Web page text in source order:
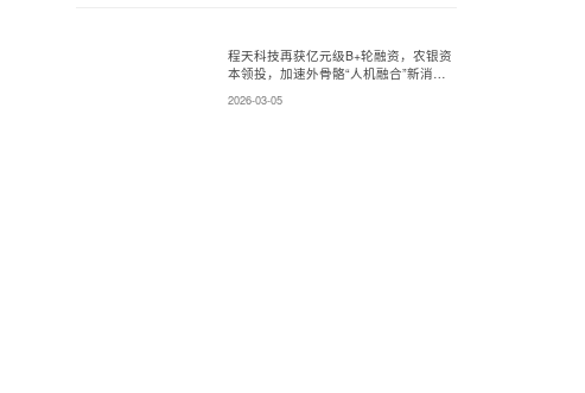
程天科技再获亿元级B+轮融资，农银资
本领投，加速外骨骼“人机融合”新消费
2026-03-05